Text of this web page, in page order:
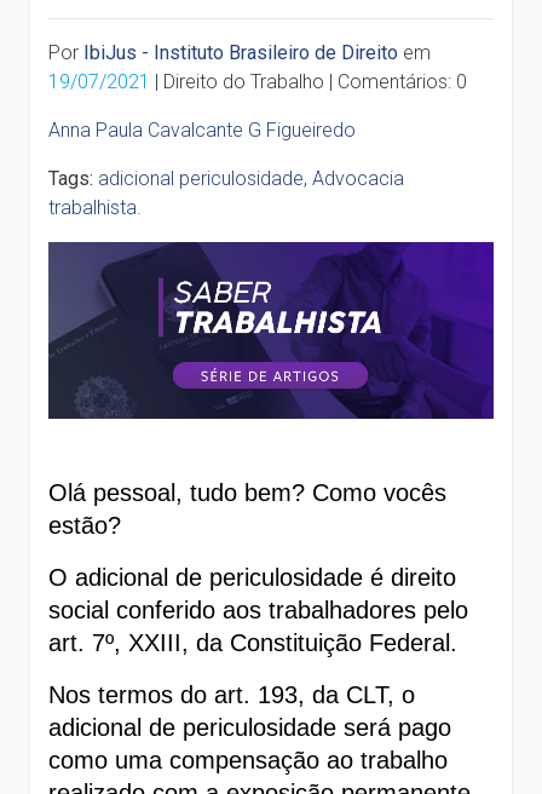
Por IbiJus - Instituto Brasileiro de Direito em
19/07/2021
| Direito do Trabalho | Comentários: 0
Anna Paula Cavalcante G Figueiredo
Tags: adicional periculosidade, Advocacia
trabalhista.
Olá pessoal, tudo bem? Como vocês
estão?
O adicional de periculosidade é direito
social conferido aos trabalhadores pelo
art. 7º, XXIII, da Constituição Federal.
Nos termos do art. 193, da CLT, o
adicional de periculosidade será pago
como uma compensação ao trabalho